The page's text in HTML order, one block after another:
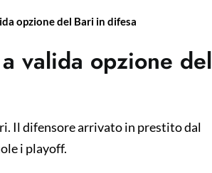
opzione del Bari in difesa
valida opzione del
Il difensore arrivato in prestito dal
i playoff.